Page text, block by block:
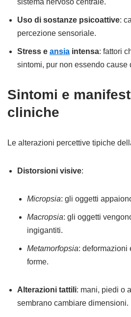
Uso di sostanze psicoattive:
percezione sensoriale.
Stress e ansia intensa: fattori
sintomi, pur non essendo cause
Sintomi e
cliniche
Le alterazioni percettive tipiche
Distorsioni visive:
Micropsia: gli oggetti
Macropsia: gli oggetti
ingigantiti.
Metamorfopsia: deformazioni
forme.
Alterazioni tattili: mani, piedi o
sembrano cambiare dimensioni.